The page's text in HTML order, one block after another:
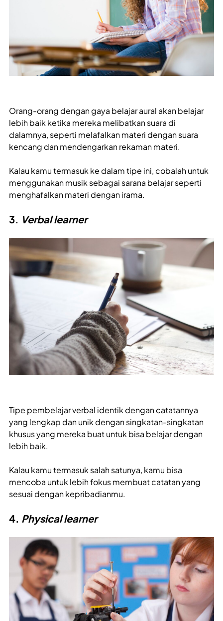
Orang-orang dengan gaya belajar aural akan belajar
lebih baik ketika mereka melibatkan suara di
dalamnya, seperti melafalkan materi dengan suara
kencang dan mendengarkan rekaman materi.
Kalau kamu termasuk ke dalam tipe ini, cobalah untuk
menggunakan musik sebagai sarana belajar seperti
menghafalkan materi dengan irama.
3. Verbal learner
Tipe pembelajar verbal identik dengan catatannya
yang lengkap dan unik dengan singkatan-singkatan
khusus yang mereka buat untuk bisa belajar dengan
lebih baik.
Kalau kamu termasuk salah satunya, kamu bisa
mencoba untuk lebih fokus membuat catatan yang
sesuai dengan kepribadianmu.
4. Physical learner